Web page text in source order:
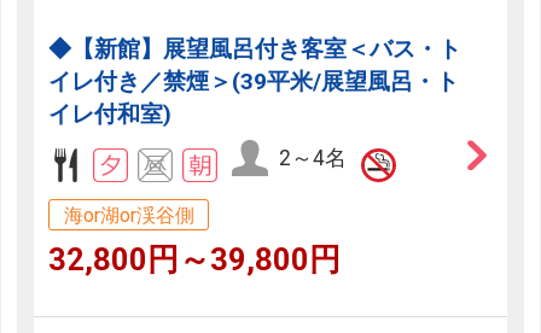
◆【新館】展望風呂付き客室＜バス・ト
イレ付き／禁煙＞(39平米/展望風呂・ト
イレ付和室)
2～4名
海or湖or渓谷側
32,800円～39,800円